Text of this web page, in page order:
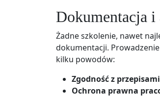
Dokumentacja i
Żadne szkolenie, nawet
dokumentacji.
kilku powodów:
Zgodność z
Ochrona prawna